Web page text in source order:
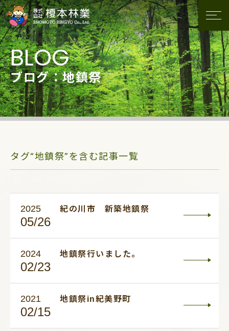
ブログ：地鎮祭
タグ“地鎮祭”を含む記事一覧
2025
05/26
紀の川市 新築地鎮祭
2024
02/23
地鎮祭行いました。
2021
02/15
地鎮祭in紀美野町